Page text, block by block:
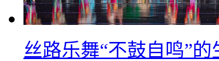
丝路乐舞“不鼓自鸣”